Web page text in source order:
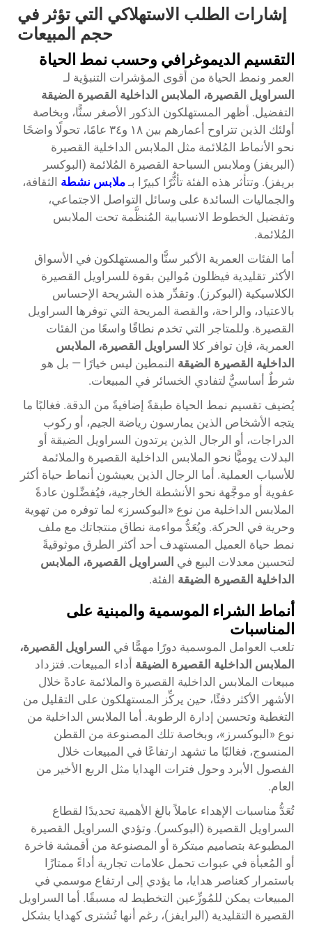
إشارات الطلب الاستهلاكي التي تؤثر في
حجم المبيعات
التقسيم الديموغرافي وحسب نمط الحياة
العمر ونمط الحياة من أقوى المؤشرات التنبؤية لـ
السراويل القصيرة، الملابس الداخلية القصيرة الضيقة
التفضيل. أظهر المستهلكون الذكور الأصغر سنًّا، وبخاصة
أولئك الذين تتراوح أعمارهم بين ١٨ و٣٤ عامًا، تحولًا واضحًا
نحو الأنماط المُلائمة مثل الملابس الداخلية القصيرة
(البريفز) وملابس السباحة القصيرة المُلائمة (البوكسر
بريفز). وتتأثر هذه الفئة تأثُّرًا كبيرًا بـملابس نشطة الثقافة،
والجماليات السائدة على وسائل التواصل الاجتماعي،
وتفضيل الخطوط الانسيابية المُنظَّمة تحت الملابس
المُلائمة.
أما الفئات العمرية الأكبر سنًّا والمستهلكون في الأسواق
الأكثر تقليدية فيظلون مُوالين بقوة للسراويل القصيرة
الكلاسيكية (البوكرز). وتقدِّر هذه الشريحة الإحساس
بالاعتياد، والراحة، والقصة المريحة التي توفرها السراويل
القصيرة. وللمتاجر التي تخدم نطاقًا واسعًا من الفئات
العمرية، فإن توافر كلا السراويل القصيرة، الملابس
الداخلية القصيرة الضيقة النمطين ليس خيارًا — بل هو
شرطٌ أساسيٌّ لتفادي الخسائر في المبيعات.
يُضيف تقسيم نمط الحياة طبقةً إضافيةً من الدقة. فغالبًا ما
يتجه الأشخاص الذين يمارسون رياضة الجيم، أو ركوب
الدراجات، أو الرجال الذين يرتدون السراويل الضيقة أو
البدلات يوميًّا نحو الملابس الداخلية القصيرة والملائمة
للأسباب العملية. أما الرجال الذين يعيشون أنماط حياة أكثر
عفوية أو موجَّهة نحو الأنشطة الخارجية، فيُفضِّلون عادةً
الملابس الداخلية من نوع «البوكسرز» لما توفره من تهوية
وحرية في الحركة. ويُعَدُّ مواءمة نطاق منتجاتك مع ملف
نمط حياة العميل المستهدف أحد أكثر الطرق موثوقيةً
لتحسين معدلات البيع في السراويل القصيرة، الملابس
الداخلية القصيرة الضيقة الفئة.
أنماط الشراء الموسمية والمبنية على
المناسبات
تلعب العوامل الموسمية دورًا مهمًّا في السراويل القصيرة،
الملابس الداخلية القصيرة الضيقة أداء المبيعات. فتزداد
مبيعات الملابس الداخلية القصيرة والملائمة عادةً خلال
الأشهر الأكثر دفئًا، حين يركِّز المستهلكون على التقليل من
التغطية وتحسين إدارة الرطوبة. أما الملابس الداخلية من
نوع «البوكسرز»، وبخاصة تلك المصنوعة من القطن
المنسوج، فغالبًا ما تشهد ارتفاعًا في المبيعات خلال
الفصول الأبرد وحول فترات الهدايا مثل الربع الأخير من
العام.
تُعَدُّ مناسبات الإهداء عاملاً بالغ الأهمية تحديدًا لقطاع
السراويل القصيرة (البوكسر). وتؤدي السراويل القصيرة
المطبوعة بتصاميم مبتكرة أو المصنوعة من أقمشة فاخرة
أو المُعبأة في عبوات تحمل علامات تجارية أداءً ممتازًا
باستمرار كعناصر هدايا، ما يؤدي إلى ارتفاع موسمي في
المبيعات يمكن للمُوزِّعين التخطيط له مسبقًا. أما السراويل
القصيرة التقليدية (البرايفز)، رغم أنها تُشترى كهدايا بشكل